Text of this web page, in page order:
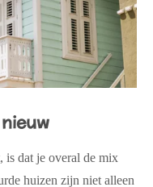
is dat je overal de mix
huizen zijn niet alleen